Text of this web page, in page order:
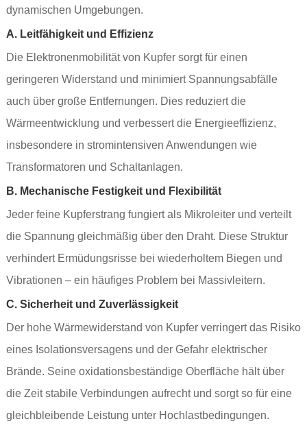
dynamischen Umgebungen.
A. Leitfähigkeit und Effizienz
Die Elektronenmobilität von Kupfer sorgt für einen
geringeren Widerstand und minimiert Spannungsabfälle
auch über große Entfernungen. Dies reduziert die
Wärmeentwicklung und verbessert die Energieeffizienz,
insbesondere in stromintensiven Anwendungen wie
Transformatoren und Schaltanlagen.
B. Mechanische Festigkeit und Flexibilität
Jeder feine Kupferstrang fungiert als Mikroleiter und verteilt
die Spannung gleichmäßig über den Draht. Diese Struktur
verhindert Ermüdungsrisse bei wiederholtem Biegen und
Vibrationen – ein häufiges Problem bei Massivleitern.
C. Sicherheit und Zuverlässigkeit
Der hohe Wärmewiderstand von Kupfer verringert das Risiko
eines Isolationsversagens und der Gefahr elektrischer
Brände. Seine oxidationsbeständige Oberfläche hält über
die Zeit stabile Verbindungen aufrecht und sorgt so für eine
gleichbleibende Leistung unter Hochlastbedingungen.